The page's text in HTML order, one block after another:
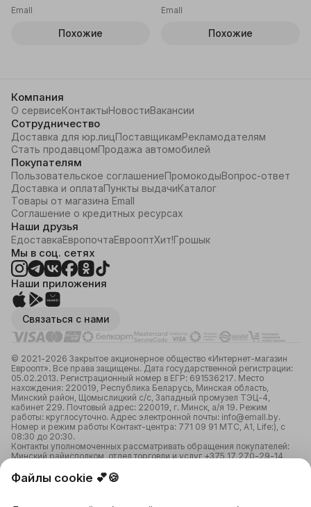
Emall
Похожие
Emall
Похожие
Компания
О сервисеКонтактыНовостиВакансии
Сотрудничество
Доставка для юр.лицПоставщикамРекламодателям
Стать продавцомПродажа автомобилей
Покупателям
Пользовательское соглашениеПромокодыВопрос-ответ
Доставка и оплатаПункты выдачиКаталог
Товары от магазина Emall
Соглашение о кредитных ресурсах
Наши друзья
ЕдоставкаЕвропочтаЕврооптХит!Грошык
Мы в соц. сетях
Наши приложения
Связаться с нами
© 2021-2026 Закрытое акционерное общество «Интернет-магазин
Евроопт». Все права защищены. Дата государственной регистрации:
05.02.2013. Регистрационный номер в ЕГР: 691536217. Место
нахождения: 220019, Республика Беларусь, Минская область,
Минский район, Щомыслицкий с/с, Западный промузел ТЭЦ-4,
кабинет 229. Почтовый адрес: 220019, г. Минск, а/я 19. Режим
работы: круглосуточно. Адрес электронной почты: info@emall.by.
Номер и режим работы Контакт-центра: 771 09 91 МТС, А1, Life:), с
08:30 до 20:30.
Контакты уполномоченных рассматривать обращения покупателей:
Минский райисполком, отдел торговли и услуг +375 17 270-29-14,
58, obr@emall.by.
Номера специальных разрешений (лицензии): 02140/2318. Номер
Министерство связи и информатизации Республики Беларусь;
Файлы cookie 💕🍪